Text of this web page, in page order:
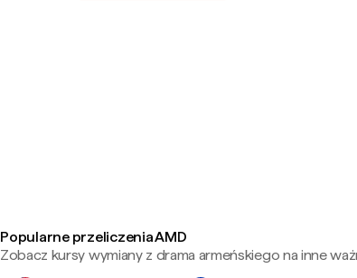
Popularne przeliczenia AMD
Zobacz kursy wymiany z drama armeńskiego na inne